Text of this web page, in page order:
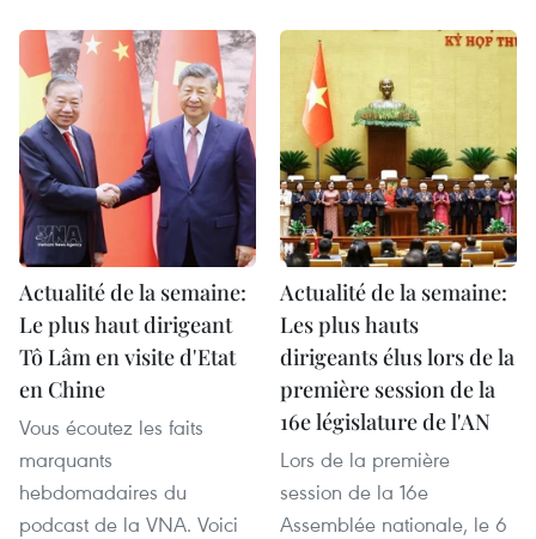
Actualité de la semaine:
Le plus haut dirigeant
Tô Lâm en visite d'Etat
en Chine
Vous écoutez les faits
marquants
hebdomadaires du
podcast de la VNA. Voici
Actualité de la semaine:
Les plus hauts
dirigeants élus lors de la
première session de la
16e législature de l'AN
Lors de la première
session de la 16e
Assemblée nationale, le 6